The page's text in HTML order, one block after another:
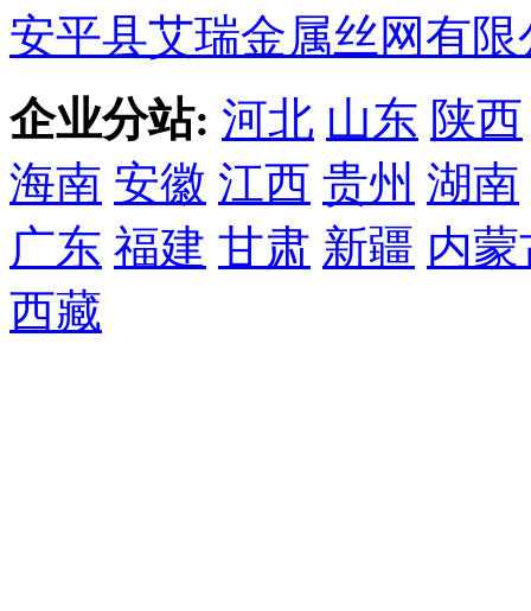
安平县艾瑞金属丝网有限
企业分站: 河北 山东 陕西
海南 安徽 江西 贵州 湖南
广东 福建 甘肃 新疆 内蒙
西藏